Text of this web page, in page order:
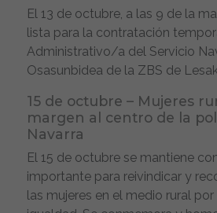
El 13 de octubre, a las 9 de la
lista para la contratación
Administrativo/a del Servicio
Osasunbidea de la ZBS de
15 de octubre – Mujeres
margen al centro de la
Navarra
El 15 de octubre se mantiene
importante para reivindicar y
las mujeres en el medio rural